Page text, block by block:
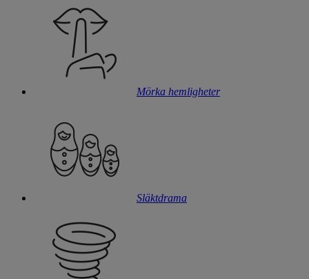
Mörka hemligheter
Släktdrama